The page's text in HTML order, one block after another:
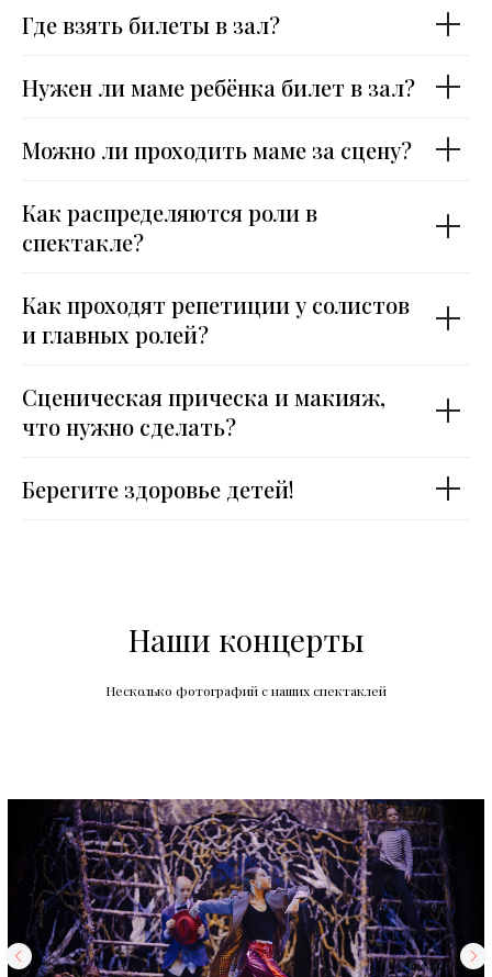
Где взять билеты в зал?
Нужен ли маме ребёнка билет в зал?
Можно ли проходить маме за сцену?
Как распределяются роли в
спектакле?
Как проходят репетиции у солистов
и главных ролей?
Сценическая прическа и макияж,
что нужно сделать?
Берегите здоровье детей!
Наши концерты
Несколько фотографий с наших спектаклей